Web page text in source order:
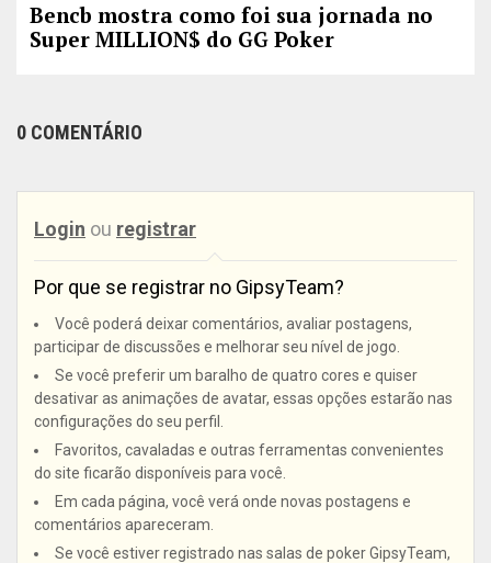
Bencb mostra como foi sua jornada no
Super MILLION$ do GG Poker
0 COMENTÁRIO
Login ou registrar
Por que se registrar no GipsyTeam?
Você poderá deixar comentários, avaliar postagens,
participar de discussões e melhorar seu nível de jogo.
Se você preferir um baralho de quatro cores e quiser
desativar as animações de avatar, essas opções estarão nas
configurações do seu perfil.
Favoritos, cavaladas e outras ferramentas convenientes
do site ficarão disponíveis para você.
Em cada página, você verá onde novas postagens e
comentários apareceram.
Se você estiver registrado nas salas de poker GipsyTeam,